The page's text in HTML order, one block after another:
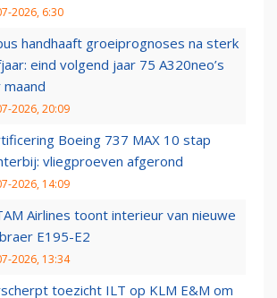
2026, 6:30
handhaaft groeiprognoses na sterk
eind volgend jaar 75 A320neo’s
2026, 20:09
Boeing 737 MAX 10 stap
vliegproeven afgerond
2026, 14:09
Airlines toont interieur van nieuwe
E195-E2
2026, 13:34
toezicht ILT op KLM E&M om